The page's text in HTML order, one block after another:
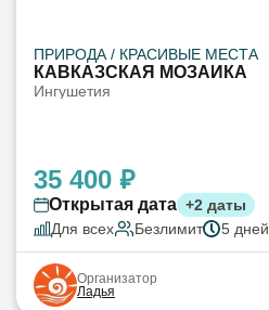
ПРИРОДА / КРАСИВЫЕ МЕСТА
КАВКАЗСКАЯ МОЗАИКА
Ингушетия
35 400 ₽
Открытая дата +2 даты
Для всех
Безлимит 5 дней
Организатор
Ладья